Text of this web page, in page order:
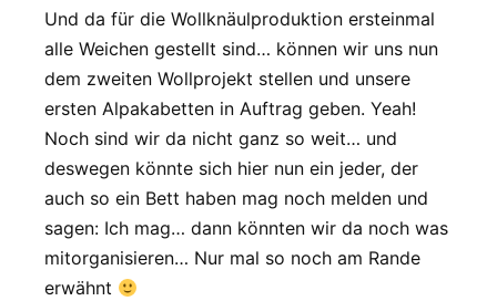
Und da für die Wollknäulproduktion ersteinmal
alle Weichen gestellt sind… können wir uns nun
dem zweiten Wollprojekt stellen und unsere
ersten Alpakabetten in Auftrag geben. Yeah!
Noch sind wir da nicht ganz so weit… und
deswegen könnte sich hier nun ein jeder, der
auch so ein Bett haben mag noch melden und
sagen: Ich mag… dann könnten wir da noch was
mitorganisieren… Nur mal so noch am Rande
erwähnt